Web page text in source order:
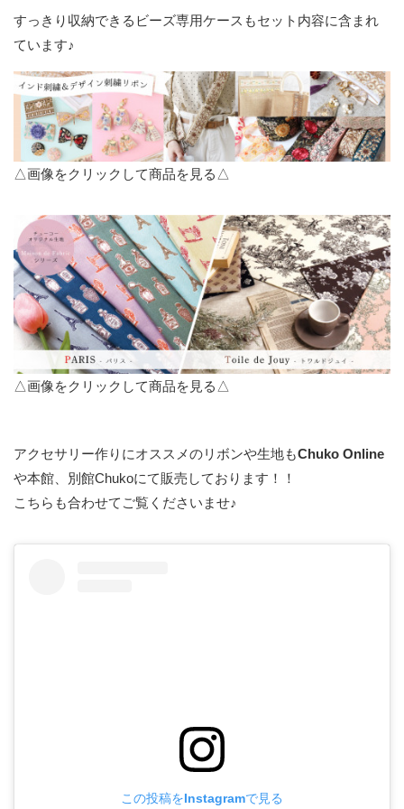
すっきり収納できるビーズ専用ケースもセット内容に含まれ
ています♪
△画像をクリックして商品を見る△
△画像をクリックして商品を見る△
アクセサリー作りにオススメのリボンや生地もChuko Online
や本館、別館Chukoにて販売しております！！
こちらも合わせてご覧くださいませ♪
この投稿をInstagramで見る